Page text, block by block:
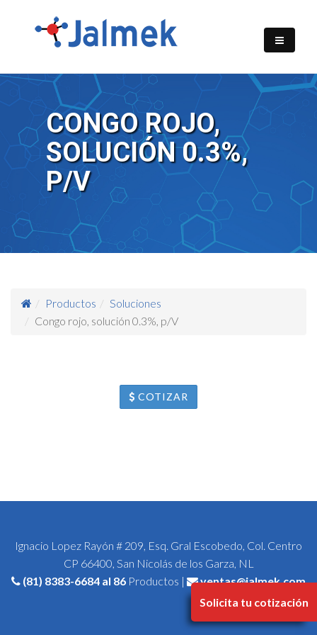
Solicita tu cotización
CONGO ROJO,
SOLUCIÓN 0.3%,
P/V
Productos
Soluciones
Congo rojo, solución 0.3%, p/V
COTIZAR
Ignacio Lopez Rayón # 209, Esq. Gral Escobedo, Col. Centro
CP 66400, San Nicolás de los Garza, NL
(81) 8383-6684 al 86 Productos | ventas@jalmek.com